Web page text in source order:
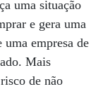
uma situação
e gera uma
empresa de
Mais
de não